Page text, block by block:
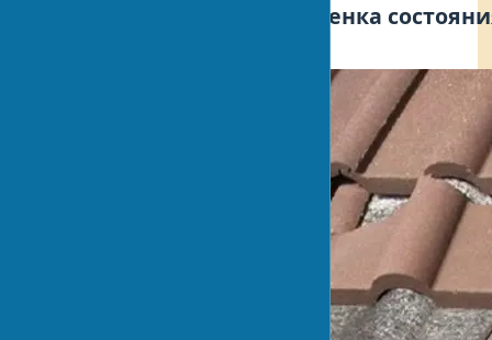
Этап 1: Диагностика и оценка